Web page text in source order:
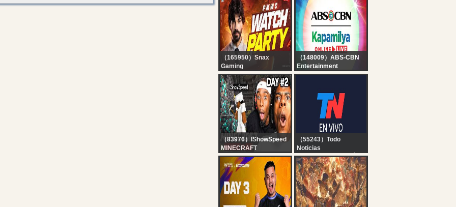
（165950）Snax
Gaming
PMWC at EWC GROUP
STAGE DAY 3 -
WATCHPARTY WITH
SNAX
（148009）ABS-CBN
Entertainment
Kapamilya Online Live |
（83976）IShowSpeed
MINECRAFT
HARDCORE ALL
BOSSES DAY 2 ???‍♂️ft.
KaiCenat
（55243）Todo
Noticias
TN EN VIVO - SEGUÍ LA
TRANSMISIÓN EN VIVO
DE TODO NOTICIAS